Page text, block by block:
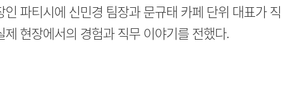
파티시에 신민경 팀장과 문규태 카페 단위 대표가 직
현장에서의 경험과 직무 이야기를 전했다.